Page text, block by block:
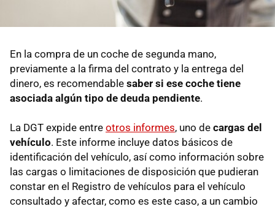
En la compra de un coche de segunda mano,
previamente a la firma del contrato y la entrega del
dinero, es recomendable saber si ese coche tiene
asociada algún tipo de deuda pendiente.
La DGT expide entre otros informes, uno de cargas del
vehículo. Este informe incluye datos básicos de
identificación del vehículo, así como información sobre
las cargas o limitaciones de disposición que pudieran
constar en el Registro de vehículos para el vehículo
consultado y afectar, como es este caso, a un cambio